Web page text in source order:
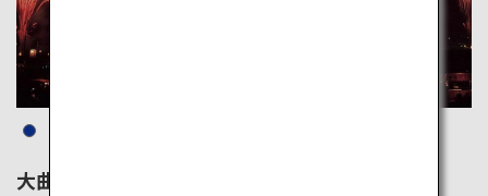
大曲の花火大会